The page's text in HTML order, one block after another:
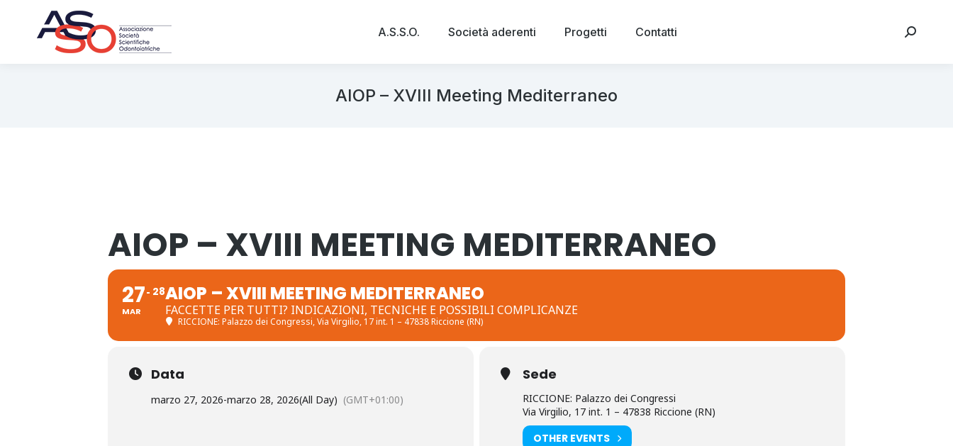
A.S.S.O. Società aderenti Progetti Contatti
AIOP – XVIII Meeting Mediterraneo
AIOP – XVIII MEETING MEDITERRANEO
27
MAR
28AIOP – XVIII MEETING MEDITERRANEO
FACCETTE PER TUTTI? INDICAZIONI, TECNICHE E POSSIBILI COMPLICANZE
RICCIONE: Palazzo dei Congressi, Via Virgilio, 17 int. 1 – 47838 Riccione (RN)
Data
marzo 27, 2026-marzo 28, 2026(All Day) (GMT+01:00)
Sede
RICCIONE: Palazzo dei Congressi
Via Virgilio, 17 int. 1 – 47838 Riccione (RN)
OTHER EVENTS